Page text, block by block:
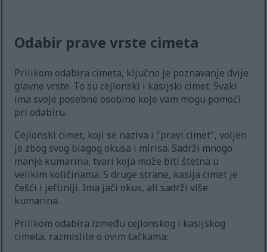
Odabir prave vrste cimeta
Prilikom odabira cimeta, ključno je poznavanje dvije
glavne vrste. To su cejlonski i kasijski cimet. Svaki
ima svoje posebne osobine koje vam mogu pomoći
pri odabiru.
Cejlonski cimet, koji se naziva i "pravi cimet", voljen
je zbog svog blagog okusa i mirisa. Sadrži mnogo
manje kumarina, tvari koja može biti štetna u
velikim količinama. S druge strane, kasija cimet je
češći i jeftiniji. Ima jači okus, ali sadrži više
kumarina.
Prilikom odabira između cejlonskog i kasijskog
cimeta, razmislite o ovim tačkama: